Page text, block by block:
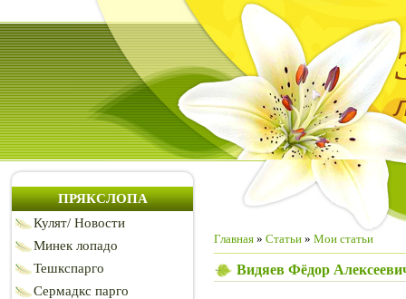
ПРЯКСЛОПА
Кулят/ Новости
Минек лопадо
Тешкспарго
Сермадкс парго
Главная » Статьи » Мои статьи
Видяев Фёдор